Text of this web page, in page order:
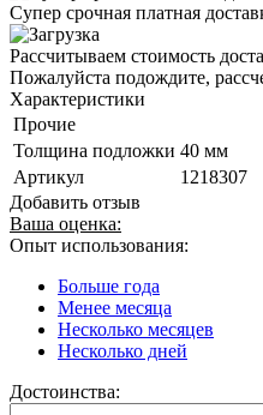
Супер срочная платная
Рассчитываем стоимость
Пожалуйста подождите,
Характеристики
Прочие
Толщина подложки 40 мм
Артикул
1218307
Добавить отзыв
Ваша оценка:
Опыт использования:
Больше года
Менее месяца
Несколько месяцев
Несколько дней
Достоинства: